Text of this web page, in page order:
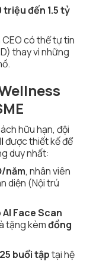
triệu đến 1.5 tỷ
có thể tự tin
thay vì những
hữu hạn, đội
được thiết kế để
duy nhất:
năm, nhân viên
diện (Nội trú
AI Face Scan
tặng kèmđồng
25 buổi tậptại hệ